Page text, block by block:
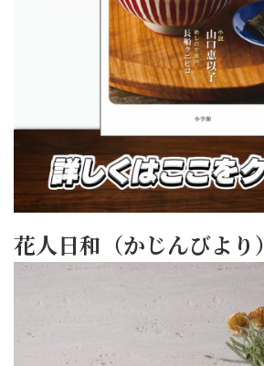
花人日和（かじんびより）